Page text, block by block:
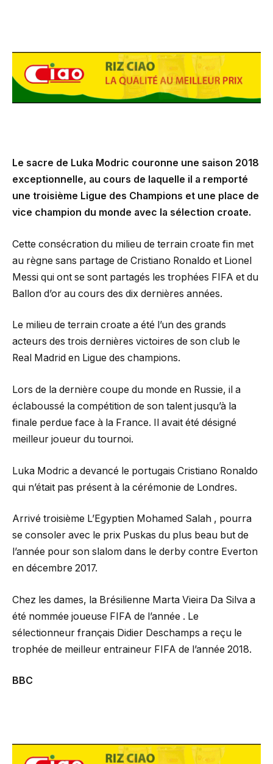
Le sacre de Luka Modric couronne une saison 2018
exceptionnelle, au cours de laquelle il a remporté
une troisième Ligue des Champions et une place de
vice champion du monde avec la sélection croate.
Cette consécration du milieu de terrain croate fin met
au règne sans partage de Cristiano Ronaldo et Lionel
Messi qui ont se sont partagés les trophées FIFA et du
Ballon d’or au cours des dix dernières années.
Le milieu de terrain croate a été l’un des grands
acteurs des trois dernières victoires de son club le
Real Madrid en Ligue des champions.
Lors de la dernière coupe du monde en Russie, il a
éclaboussé la compétition de son talent jusqu’à la
finale perdue face à la France. Il avait été désigné
meilleur joueur du tournoi.
Luka Modric a devancé le portugais Cristiano Ronaldo
qui n’était pas présent à la cérémonie de Londres.
Arrivé troisième L’Egyptien Mohamed Salah , pourra
se consoler avec le prix Puskas du plus beau but de
l’année pour son slalom dans le derby contre Everton
en décembre 2017.
Chez les dames, la Brésilienne Marta Vieira Da Silva a
été nommée joueuse FIFA de l’année . Le
sélectionneur français Didier Deschamps a reçu le
trophée de meilleur entraineur FIFA de l’année 2018.
BBC